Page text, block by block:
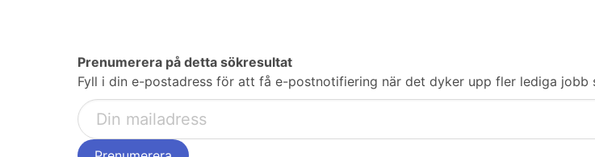
Prenumerera på detta sökresultat
Fyll i din e-postadress för att få e-postnotifiering när det dyker upp fler lediga jobb